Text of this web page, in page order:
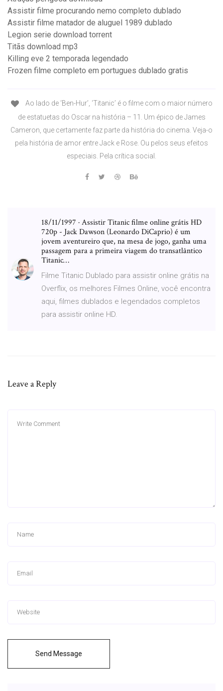
Assistir filme procurando nemo completo dublado
Assistir filme matador de aluguel 1989 dublado
Legion serie download torrent
Titãs download mp3
Killing eve 2 temporada legendado
Frozen filme completo em portugues dublado gratis
Ao lado de ‘Ben-Hur’, ‘Titanic’ é o filme com o maior número
de estatuetas do Oscar na história – 11. Um épico de James
Cameron, que certamente faz parte da história do cinema. Veja-o
pela história de amor entre Jack e Rose. Ou pelos seus efeitos
especiais. Pela crítica social.
18/11/1997 · Assistir Titanic filme online grátis HD
720p - Jack Dawson (Leonardo DiCaprio) é um
jovem aventureiro que, na mesa de jogo, ganha uma
passagem para a primeira viagem do transatlântico
Titanic…
Filme Titanic Dublado para assistir online grátis na
Overflix, os melhores Filmes Online, você encontra
aqui, filmes dublados e legendados completos
para assistir online HD.
Leave a Reply
Send Message